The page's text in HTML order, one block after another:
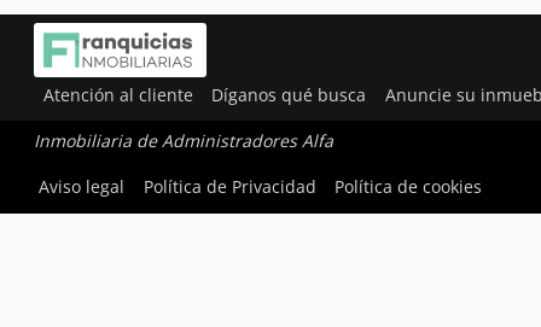
Atención al cliente Díganos qué busca Anuncie su
Inmobiliaria de Administradores Alfa
Aviso legal
Política de Privacidad Política de cookies